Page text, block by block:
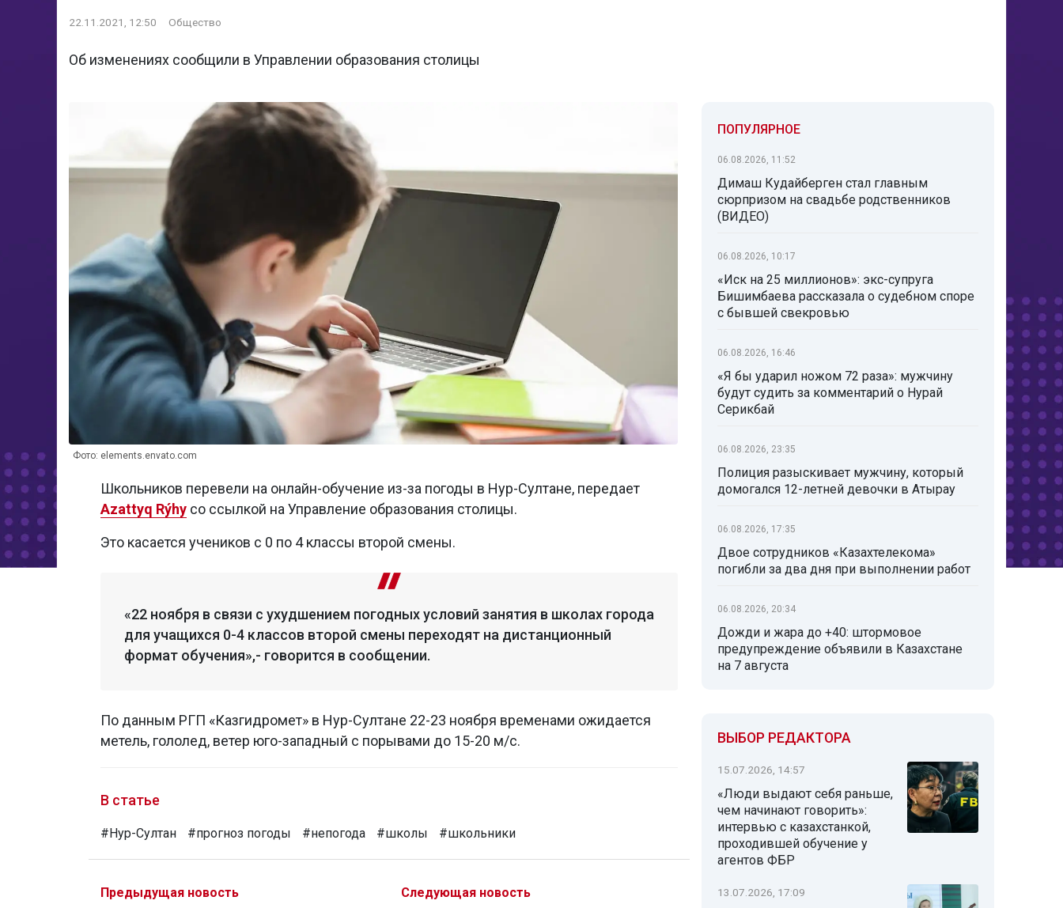
22.11.2021, 12:50 Общество
Об изменениях сообщили в Управлении образования столицы
Фото: elements.envato.com
Школьников перевели на онлайн-обучение из-за погоды в Нур-Султане, передает
Azattyq Rýhy со ссылкой на Управление образования столицы.
Это касается учеников с 0 по 4 классы второй смены.
«22 ноября в связи с ухудшением погодных условий занятия в школах города
для учащихся 0-4 классов второй смены переходят на дистанционный
формат обучения»,- говорится в сообщении.
По данным РГП «Казгидромет» в Нур-Султане 22-23 ноября временами ожидается
метель, гололед, ветер юго-западный с порывами до 15-20 м/с.
В статье
#Нур-Султан #прогноз погоды #непогода #школы #школьники
Предыдущая новость Следующая новость
ПОПУЛЯРНОЕ
06.08.2026, 11:52
Димаш Кудайберген стал главным
сюрпризом на свадьбе родственников
(ВИДЕО)
06.08.2026, 10:17
«Иск на 25 миллионов»: экс-супруга
Бишимбаева рассказала о судебном споре
с бывшей свекровью
06.08.2026, 16:46
«Я бы ударил ножом 72 раза»: мужчину
будут судить за комментарий о Нурай
Серикбай
06.08.2026, 23:35
Полиция разыскивает мужчину, который
домогался 12-летней девочки в Атырау
06.08.2026, 17:35
Двое сотрудников «Казахтелекома»
погибли за два дня при выполнении работ
06.08.2026, 20:34
Дожди и жара до +40: штормовое
предупреждение объявили в Казахстане
на 7 августа
ВЫБОР РЕДАКТОРА
15.07.2026, 14:57
«Люди выдают себя раньше,
чем начинают говорить»:
интервью с казахстанкой,
проходившей обучение у
агентов ФБР
13.07.2026, 17:09